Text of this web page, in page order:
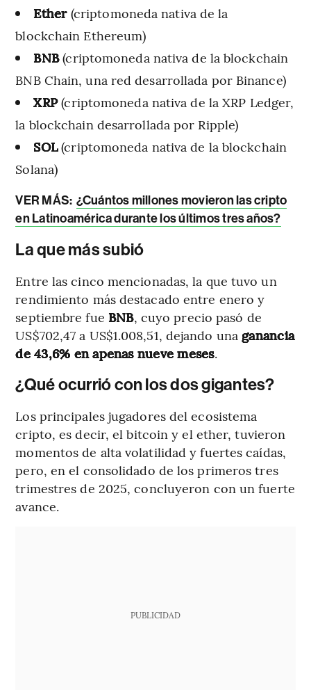
Ether (criptomoneda nativa de la
blockchain Ethereum)
BNB(criptomoneda nativa de la blockchain
BNB Chain, una red desarrollada por Binance)
XRP(criptomoneda nativa de la XRP Ledger,
la blockchain desarrollada por Ripple)
SOL(criptomoneda nativa de la blockchain
Solana)
VER MÁS: ¿Cuántos millones movieron las cripto
en Latinoamérica durante los últimos tres años?
La que más subió
Entre las cinco mencionadas, la que tuvo un
rendimiento más destacado entre enero y
septiembre fue BNB, cuyo precio pasó de
US$702,47 a US$1.008,51, dejando una ganancia
de 43,6% en apenas nueve meses.
¿Qué ocurrió con los dos gigantes?
Los principales jugadores del ecosistema
cripto, es decir, el bitcoin y el ether, tuvieron
momentos de alta volatilidad y fuertes caídas,
pero, en el consolidado de los primeros tres
trimestres de 2025, concluyeron con un fuerte
avance.
PUBLICIDAD